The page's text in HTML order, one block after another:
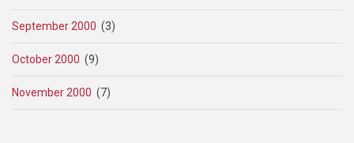
September 2000 (3)
October 2000 (9)
November 2000 (7)